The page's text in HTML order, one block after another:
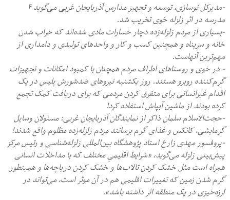
-مدیرکل نوسازی، توسعه و تجهیز مدارس آذربایجان غربی می‌گوید ۴
مدرسه در اثر زلزله خوی تخریب شد.
-بسیاری از مردم زلزله‌زده دچار خسارات مادی شده‌اند که خراب شدن
خانه‌ و سرپناه و همچنین کسب و کار و واحدهای تولیدی و دامداری از
مهم‌ترین آنهاست.
- در خوی و روستاهای اطراف مردم همچنان با کمبود امکانات و تجهیزات
گرم‌کننده روبرو هستند. روز یکشنبه نیروهای ضدشورش پلیس در یک
اقدام غیرانسانی برای متفرق کردن مردمی که برای دریافت کمک تجمع
کرده بودند از ماشین آبپاش استفاده کرد!
-حجت‌الاسلام سلمان ذاکر از نمایندگان آذربایجان غربی: مسئولان وسایل
گرمایشی، کانکس و غذای گرم برسانند مردم زلزله‌زده مظلوم واقع شدند!
-پروفسور مهدی زارع استاد پژوهشگاه بین‌المللی زلزله‌شناسی و رئیس مرکز
پیش‌بینی زلزله می‌گوید، «شرایط اقلیمیِ مختلف که با مداخلات انسانی
همراه است مثل خشک کردن تالاب‌ها و خشک کردن دریاچه‌ها و همینطور
گرم شدن زمین که تغییرات اقلیمی هم در آن موثر است، می‌تواند در
لرزه‌خیزی در یک منطقه اثر داشته باشد».